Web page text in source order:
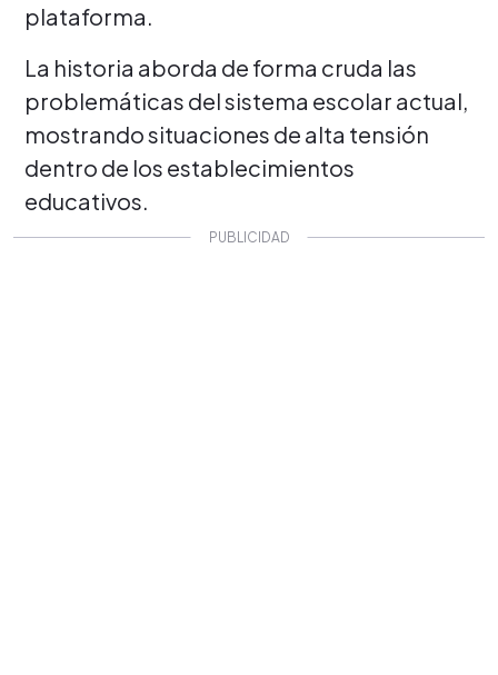
plataforma.
La historia aborda de forma cruda las
problemáticas del sistema escolar actual,
mostrando situaciones de alta tensión
dentro de los establecimientos
educativos.